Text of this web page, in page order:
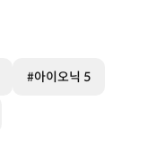
#아이오닉 5